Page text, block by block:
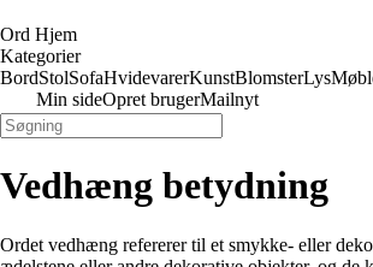
Ord Hjem
Kategorier
BordStolSofaHvidevarerKunstBlomsterLys
Min sideOpret brugerMailnyt
Vedhæng betydning
Ordet vedhæng refererer til et smykke- eller